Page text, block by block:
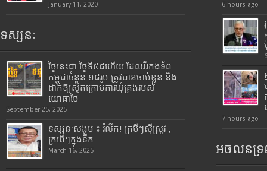
January 11, 2020
ទស្សនៈ
ថ្ងៃនេះជា ថ្ងៃទី៥៨ហើយ ដែលវីរកងទ័ព
កម្ពុជាចំនួន ១៨រូប ត្រូវបានចាប់ខ្លួន និង
ដាក់ឱ្យស្ថិតក្រោមការឃុំគ្រងរបស់
យោធាថៃ
September 25, 2025
ទស្សនៈសង្គម ៖ រំលឹក! ក្របីៗស៊ីស្រូវ ,
ក្រពើៗក្នុងទឹក
March 16, 2025
6 hours ago
7 hours ago
អចលនទ្រ